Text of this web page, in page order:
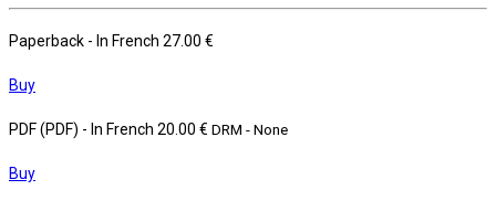
Paperback - In French 27.00 €
Buy
PDF (PDF) - In French 20.00 € DRM - None
Buy